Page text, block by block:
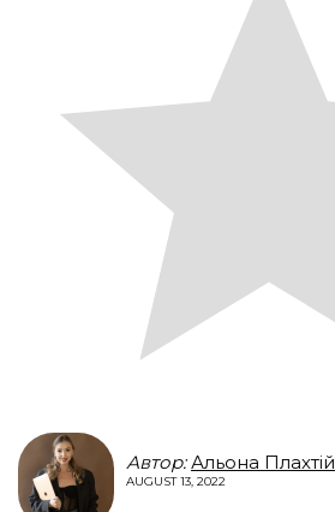
Автор: Альона Плахтій
AUGUST 13, 2022